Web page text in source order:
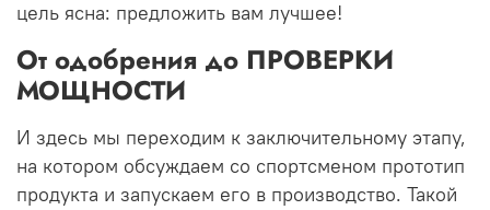
цель ясна: предложить вам лучшее!
От одобрения до ПРОВЕРКИ
МОЩНОСТИ
И здесь мы переходим к заключительному этапу,
на котором обсуждаем со спортсменом прототип
продукта и запускаем его в производство. Такой